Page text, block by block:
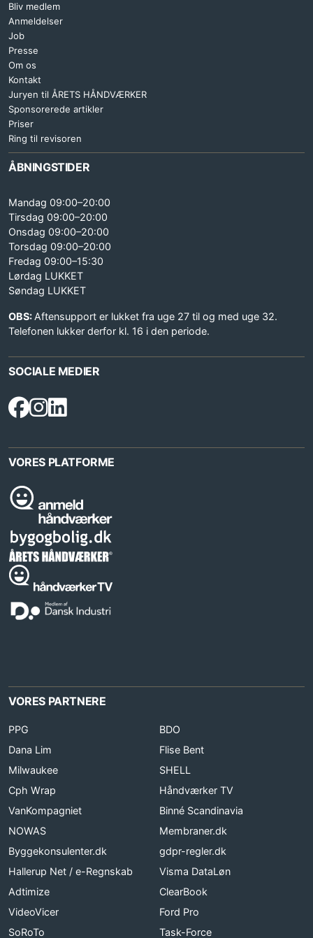
Bliv medlem
Anmeldelser
Job
Presse
Om os
Kontakt
Juryen til ÅRETS HÅNDVÆRKER
Sponsorerede artikler
Priser
Ring til revisoren
ÅBNINGSTIDER
Mandag 09:00–20:00
Tirsdag 09:00–20:00
Onsdag 09:00–20:00
Torsdag 09:00–20:00
Fredag 09:00–15:30
Lørdag LUKKET
Søndag LUKKET
OBS: Aftensupport er lukket fra uge 27 til og med uge 32.
Telefonen lukker derfor kl. 16 i den periode.
SOCIALE MEDIER
VORES PLATFORME
VORES PARTNERE
PPG
BDO
Dana Lim
Flise Bent
Milwaukee
SHELL
Cph Wrap
Håndværker TV
VanKompagniet
Binné Scandinavia
NOWAS
Membraner.dk
Byggekonsulenter.dk
gdpr-regler.dk
Hallerup Net / e-Regnskab
Visma DataLøn
Adtimize
ClearBook
VideoVicer
Ford Pro
SoRoTo
Task-Force